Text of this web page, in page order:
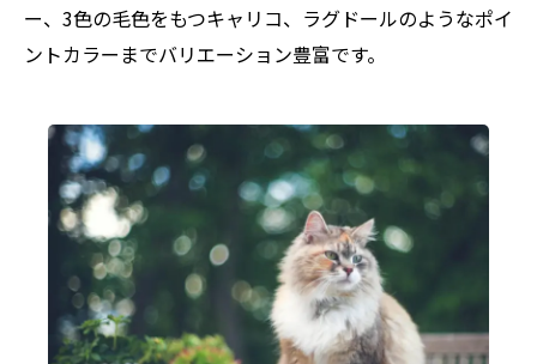
ー、3色の毛色をもつキャリコ、ラグドールのようなポイ
ントカラーまでバリエーション豊富です。